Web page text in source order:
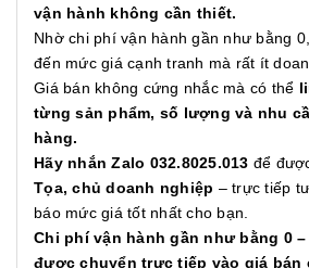
vận hành không cần thiết.
Nhờ chi phí vận hành gần như bằng
đến mức giá cạnh tranh mà rất ít
Giá bán không cứng nhắc mà có thể
từng sản phẩm, số lượng và nhu
hàng.
Hãy nhắn Zalo 032.8025.013 để
Tọa, chủ doanh nghiệp – trực tiếp
báo mức giá tốt nhất cho bạn.
Chi phí vận hành gần như bằng 0
được chuyển trực tiếp vào giá bán